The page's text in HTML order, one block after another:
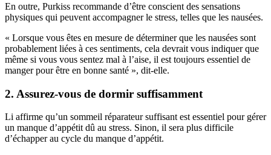
En outre, Purkiss recommande d’être conscient des sensations
physiques qui peuvent accompagner le stress, telles que les nausées.
« Lorsque vous êtes en mesure de déterminer que les nausées sont
probablement liées à ces sentiments, cela devrait vous indiquer que
même si vous vous sentez mal à l’aise, il est toujours essentiel de
manger pour être en bonne santé », dit-elle.
2. Assurez-vous de dormir suffisamment
Li affirme qu’un sommeil réparateur suffisant est essentiel pour gérer
un manque d’appétit dû au stress. Sinon, il sera plus difficile
d’échapper au cycle du manque d’appétit.